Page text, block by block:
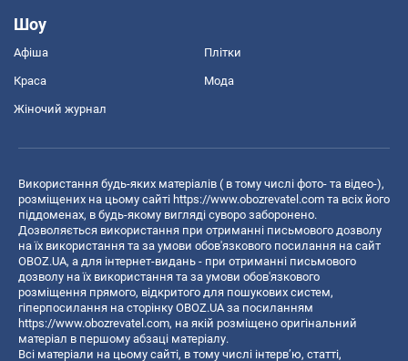
Шоу
Афіша Плітки
Краса Мода
Жіночий журнал
Використання будь-яких матеріалів ( в тому числі фото- та відео-),
розміщених на цьому сайті https://www.obozrevatel.com та всіх його
піддоменах, в будь-якому вигляді суворо заборонено.
Дозволяється використання при отриманні письмового дозволу
на їх використання та за умови обов'язкового посилання на сайт
OBOZ.UA, а для інтернет-видань - при отриманні письмового
дозволу на їх використання та за умови обов'язкового
розміщення прямого, відкритого для пошукових систем,
гіперпосилання на сторінку OBOZ.UA за посиланням
https://www.obozrevatel.com, на якій розміщено оригінальний
матеріал в першому абзаці матеріалу.
Всі матеріали на цьому сайті, в тому числі інтерв’ю, статті,